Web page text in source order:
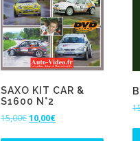
SAXO KIT CAR &
S1600 N°2
15,00€L
10,00€L